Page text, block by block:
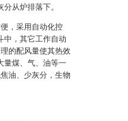
从炉排落下。
，采用自动化控
中，其它工作自动
的配风量使其热效
量煤、气、油等一
油、少灰分，生物